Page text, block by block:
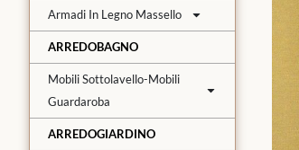
Armadi In Legno Massello
ARREDOBAGNO
Mobili Sottolavello-Mobili
Guardaroba
ARREDOGIARDINO